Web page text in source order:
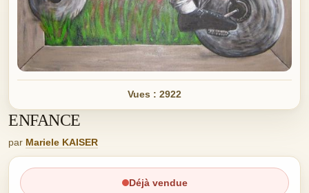
Vues : 2922
ENFANCE
par Mariele KAISER
Déjà vendue